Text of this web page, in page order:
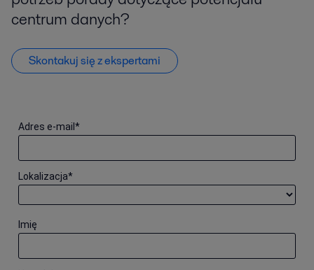
centrum danych?
Skontakuj się z ekspertami
*
Adres e-mail
*
Lokalizacja
Imię